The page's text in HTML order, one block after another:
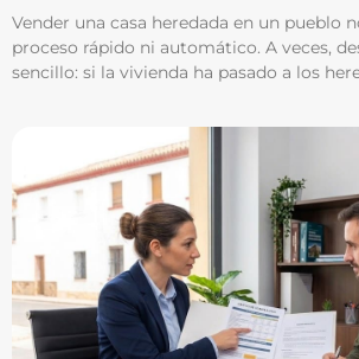
Vender una casa heredada en un pueblo
proceso rápido ni automático. A veces,
sencillo: si la vivienda ha pasado a los